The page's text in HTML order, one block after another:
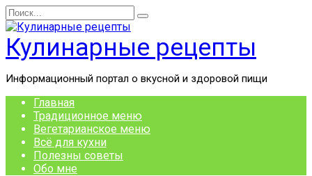
Перейти
к
содержанию
Search
for:
Кулинарные рецепты
Информационный портал о вкусной и здоровой пищи
Главная
Традиционное меню
Вегетарианское меню
Всё для кухни
Полезны советы
Обо мне